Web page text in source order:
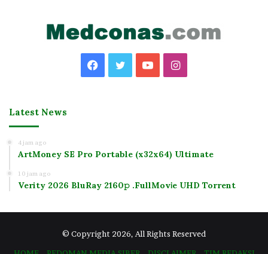
Facebook
TwitterYouTubeInstagram
Latest News
4 jam ago
ArtMoney SE Pro Portable (x32x64) Ultimate
10 jam ago
Verity 2026 BluRay 2160𝚙 .FullMov𝗂e UHD Torrent
© Copyright 2026, All Rights Reserved